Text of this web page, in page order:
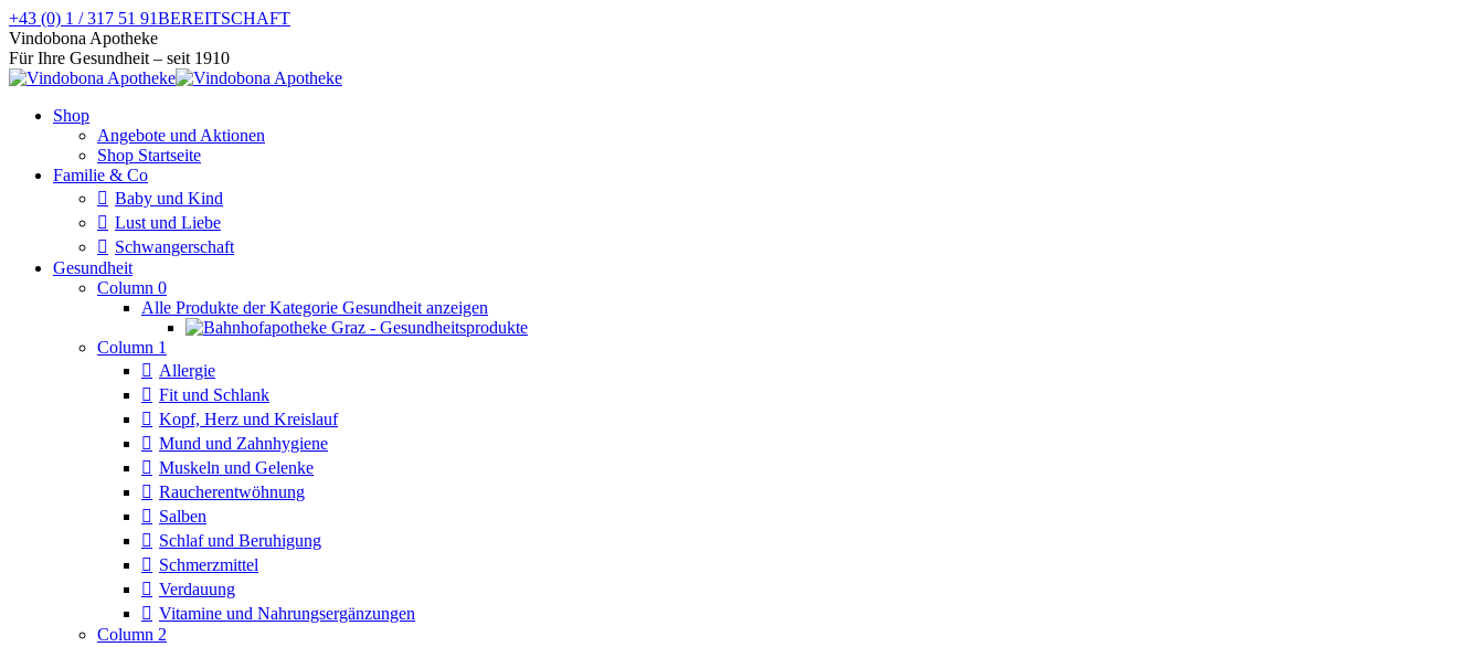
Zum
Inhalt
springen
+43 (0) 1 / 317 51 91BEREITSCHAFT
Facebook
page
opens
new
Instagram
page
opens
new
Vindobona Apotheke
Für Ihre Gesundheit – seit 1910
Shop
Angebote und Aktionen
Shop Startseite
Familie & Co
Baby und Kind
Lust und Liebe
Schwangerschaft
Gesundheit
Column 0
Alle Produkte der Kategorie Gesundheit anzeigen
Column 1
Allergie
Fit und Schlank
Kopf, Herz und Kreislauf
Mund und Zahnhygiene
Muskeln und Gelenke
Raucherentwöhnung
Salben
Schlaf und Beruhigung
Schmerzmittel
Verdauung
Vitamine und Nahrungsergänzungen
Column 2